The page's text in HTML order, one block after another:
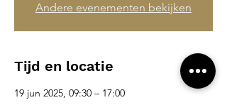
Andere evenementen bekijken
Tijd en locatie
19 jun 2025, 09:30 – 17:00